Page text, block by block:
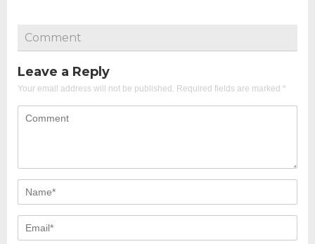
Comment
Leave a Reply
Your email address will not be published. Required fields are marked *